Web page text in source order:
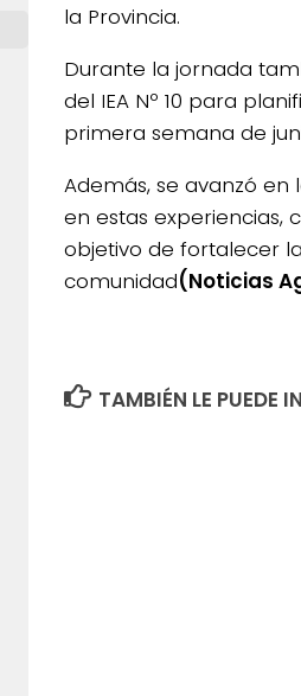
la Provincia.
Durante la jornada
del IEA Nº 10 para
primera semana de
Además, se avanzó
en estas experiencias,
objetivo de fortalecer
comunidad(Noticias
TAMBIÉN LE PUEDE